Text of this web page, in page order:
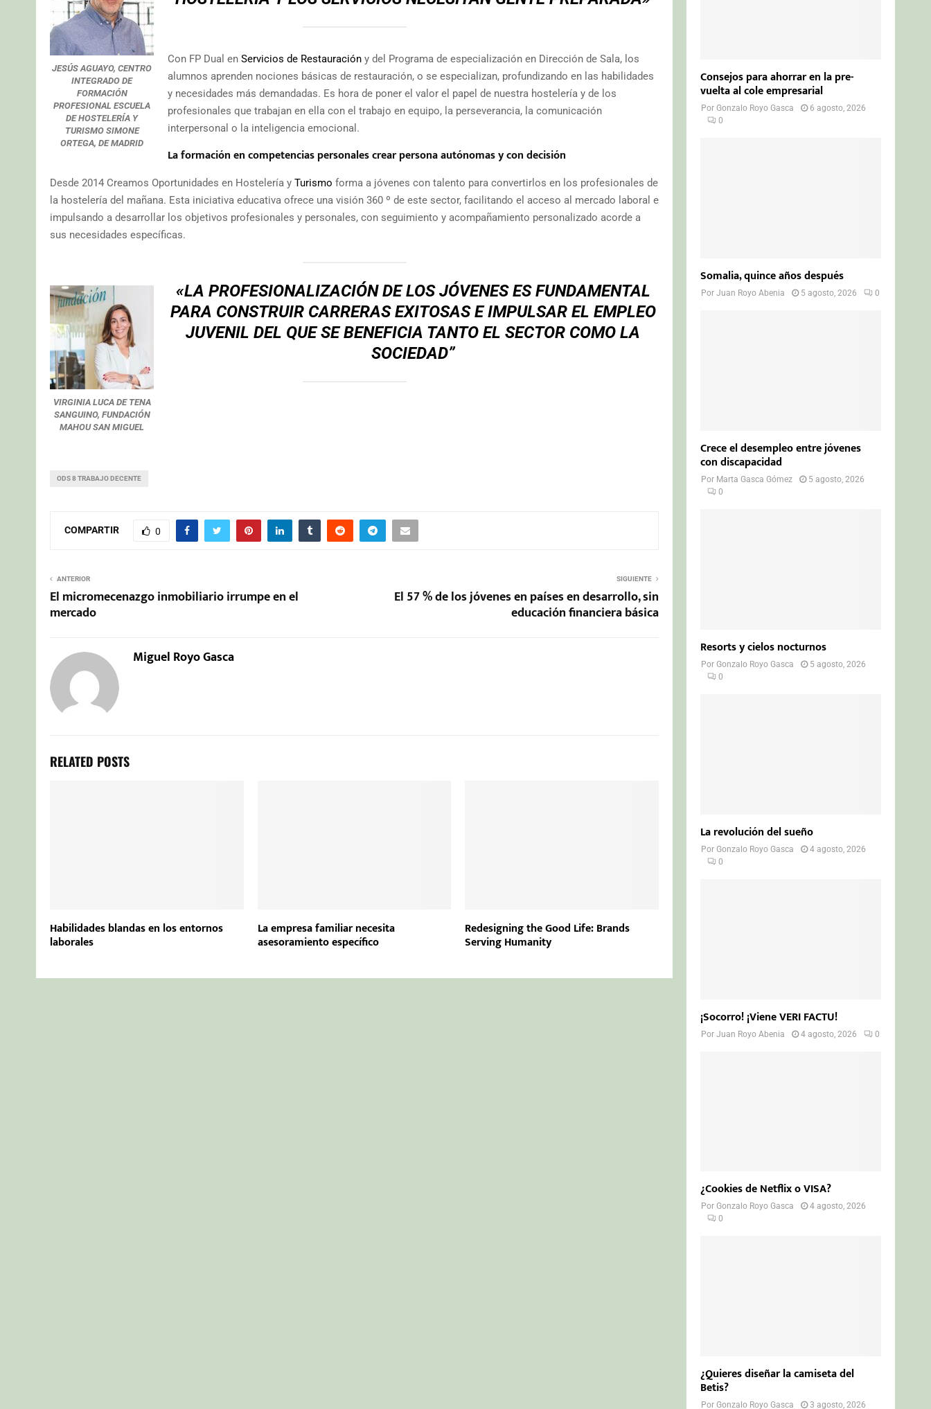
JESÚS AGUAYO, CENTRO
INTEGRADO DE
FORMACIÓN
PROFESIONAL ESCUELA
DE HOSTELERÍA Y
TURISMO SIMONE
ORTEGA, DE MADRID
Con FP Dual en Servicios de Restauracióny del Programa de especialización en Dirección de Sala, los
alumnos aprenden nociones básicas de restauración, o se especializan, profundizando en las habilidades
y necesidades más demandadas. Es hora de poner el valor el papel de nuestra hostelería y de los
profesionales que trabajan en ella con el trabajo en equipo, la perseverancia, la comunicación
interpersonal o la inteligencia emocional.
La formación en competencias personales crear persona autónomas y con decisión
Desde 2014 Creamos Oportunidades en Hostelería y Turismo forma a jóvenes con talento para convertirlos en los profesionales de
la hostelería del mañana. Esta iniciativa educativa ofrece una visión 360 º de este sector, facilitando el acceso al mercado laboral e
impulsando a desarrollar los objetivos profesionales y personales, con seguimiento y acompañamiento personalizado acorde a
sus necesidades específicas.
VIRGINIA LUCA DE TENA
SANGUINO, FUNDACIÓN
MAHOU SAN MIGUEL
«LA PROFESIONALIZACIÓNDE LOS JÓVENES ES FUNDAMENTAL
PARA CONSTRUIR CARRERAS EXITOSAS E IMPULSAR EL EMPLEO
JUVENIL DEL QUE SE BENEFICIA TANTO EL SECTOR COMO LA
SOCIEDAD”
ODS 8 TRABAJO DECENTE
COMPARTIR 0
ANTERIOR
El micromecenazgo inmobiliario irrumpe en el
mercado
SIGUIENTE
El 57 % de los jóvenes en países en desarrollo, sin
educación financiera básica
Miguel Royo Gasca
RELATED POSTS
Habilidades blandas en los entornos
laborales
La empresa familiar necesita
asesoramiento específico
Redesigning the Good Life: Brands
Serving Humanity
Consejos para ahorrar en la pre-
vuelta al cole empresarial
PorGonzalo Royo Gasca
6 agosto, 2026
0
Somalia, quince años después
PorJuan Royo Abenia 5 agosto, 2026 0
Crece el desempleo entre jóvenes
con discapacidad
Por Marta Gasca Gómez
5 agosto, 2026
0
Resorts y cielos nocturnos
PorGonzalo Royo Gasca
5 agosto, 2026
0
La revolución del sueño
PorGonzalo Royo Gasca
4 agosto, 2026
0
¡Socorro! ¡Viene VERI FACTU!
PorJuan Royo Abenia 4 agosto, 2026 0
¿Cookies de Netflix o VISA?
PorGonzalo Royo Gasca
4 agosto, 2026
0
¿Quieres diseñar la camiseta del
Betis?
PorGonzalo Royo Gasca 3 agosto, 2026